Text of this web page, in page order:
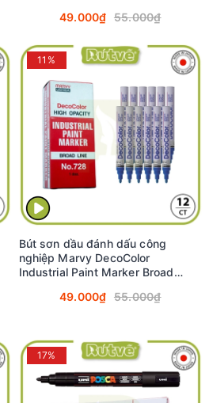
49.000₫ 55.000₫
11%
Bút sơn dầu đánh dấu công
nghiệp Marvy DecoColor
Industrial Paint Marker Broad
49.000₫ 55.000₫
17%